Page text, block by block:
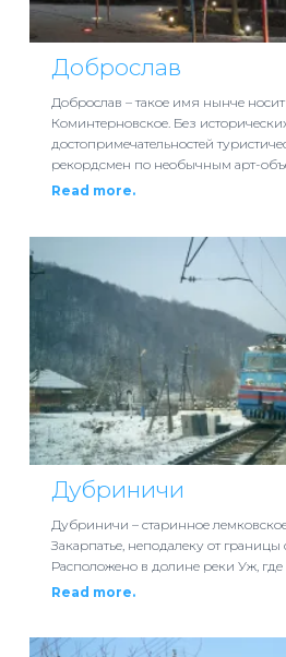
Доброслав
Доброслав – такое имя нынче
Коминтерновское. Без
достопримечательностей
рекордсмен по необычным арт-
Read more.
Дубриничи
Дубриничи – старинное
Закарпатье, неподалеку от границы
Расположено в долине реки Уж, где
Read more.